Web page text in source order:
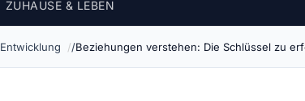
ZUHAUSE & LEBEN
Beziehungen verstehen: Die Schlüssel zu